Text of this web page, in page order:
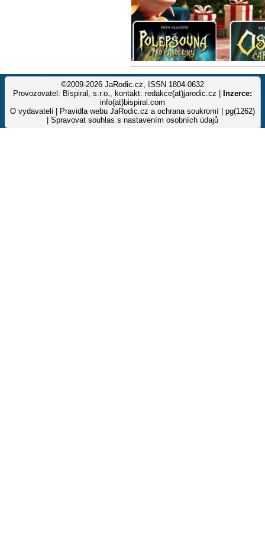
©2009-2026 JaRodic.cz, ISSN 1804-0632
Provozovatel: Bispiral, s.r.o., kontakt: redakce(at)jarodic.cz |
Inzerce:
info(at)bispiral.com
O vydavateli
Pravidla webu JaRodic.cz a ochrana soukromí | pg(1262)
Spravovat souhlas s nastavením osobních údajů